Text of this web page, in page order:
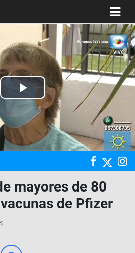
Play
Video
mayores de 80
de Pfizer